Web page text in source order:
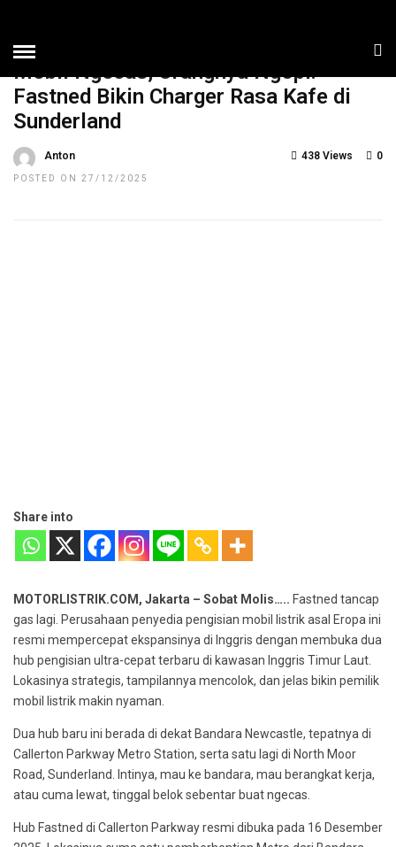
Mobil Ngecas, Orangnya Ngopi:
Fastned Bikin Charger Rasa Kafe di
Sunderland
Anton
POSTED ON 27/12/2025
0
438 Views
Share into
MOTORLISTRIK.COM, Jakarta – Sobat Molis….. Fastned tancap
gas lagi. Perusahaan penyedia pengisian mobil listrik asal Eropa ini
resmi mempercepat ekspansinya di Inggris dengan membuka dua
hub pengisian ultra-cepat terbaru di kawasan Inggris Timur Laut.
Lokasinya strategis, tampilannya mencolok, dan jelas bikin pemilik
mobil listrik makin nyaman.
Dua hub baru ini berada di dekat Bandara Newcastle, tepatnya di
Callerton Parkway Metro Station, serta satu lagi di North Moor
Road, Sunderland. Intinya, mau ke bandara, mau berangkat kerja,
atau cuma lewat, tinggal belok sebentar buat ngecas.
Hub Fastned di Callerton Parkway resmi dibuka pada 16 Desember